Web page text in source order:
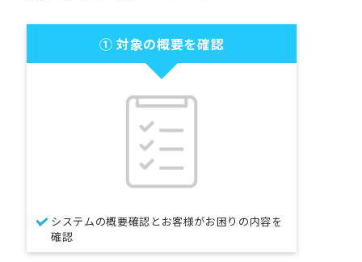
① 対象の概要を確認
システムの概要確認とお客様がお困りの内容を
確認